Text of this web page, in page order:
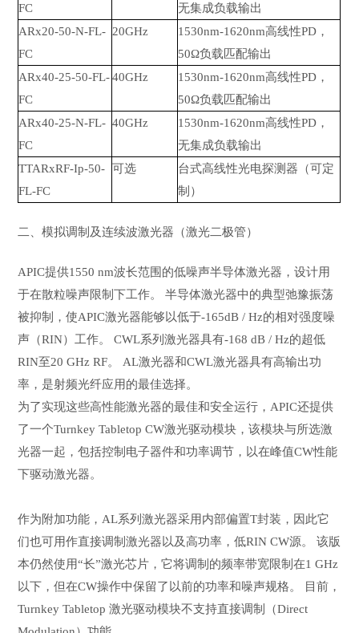
FC
无集成负载输出
ARx20-50-N-FL-
FC
20GHz
1530nm-1620nm高线性PD，
50Ω负载匹配输出
ARx40-25-50-FL-
FC
40GHz
1530nm-1620nm高线性PD，
50Ω负载匹配输出
ARx40-25-N-FL-
FC
40GHz
1530nm-1620nm高线性PD，
无集成负载输出
TTARxRF-Ip-50-
FL-FC
可选
台式高线性光电探测器（可定
制）
二、模拟调制及连续波激光器（激光二极管）
APIC提供1550 nm波长范围的低噪声半导体激光器，设计用
于在散粒噪声限制下工作。 半导体激光器中的典型弛豫振荡
被抑制，使APIC激光器能够以低于-165dB / Hz的相对强度噪
声（RIN）工作。 CWL系列激光器具有-168 dB / Hz的超低
RIN至20 GHz RF。 AL激光器和CWL激光器具有高输出功
率，是射频光纤应用的最佳选择。
为了实现这些高性能激光器的最佳和安全运行，APIC还提供
了一个Turnkey Tabletop CW激光驱动模块，该模块与所选激
光器一起，包括控制电子器件和功率调节，以在峰值CW性能
下驱动激光器。
作为附加功能，AL系列激光器采用内部偏置T封装，因此它
们也可用作直接调制激光器以及高功率，低RIN CW源。 该版
本仍然使用“长”激光芯片，它将调制的频率带宽限制在1 GHz
以下，但在CW操作中保留了以前的功率和噪声规格。 目前，
Turnkey Tabletop 激光驱动模块不支持直接调制（Direct